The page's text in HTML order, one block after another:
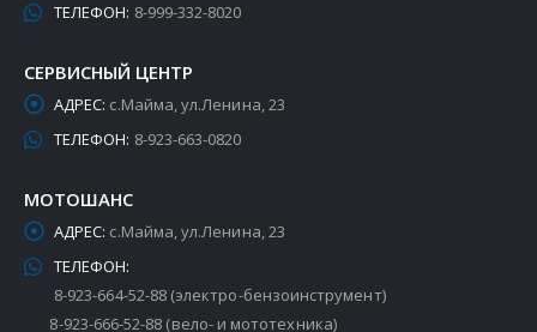
ТЕЛЕФОН: 8-999-332-8020
СЕРВИСНЫЙ ЦЕНТР
АДРЕС: с.Майма, ул.Ленина, 23
ТЕЛЕФОН: 8-923-663-0820
МОТОШАНС
АДРЕС: с.Майма, ул.Ленина, 23
ТЕЛЕФОН:
8-923-664-52-88 (электро-бензоинструмент)
8-923-666-52-88 (вело- и мототехника)